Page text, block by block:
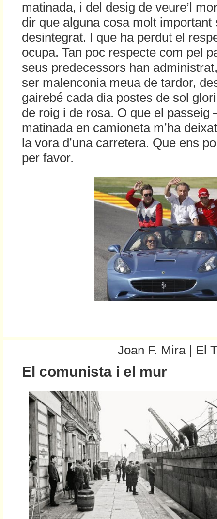
matinada, i del desig de veure’l
dir que alguna cosa molt important
desintegrat. I que ha perdut el
ocupa. Tan poc respecte com pel
seus predecessors han
ser malenconia meua de tardor,
gairebé cada dia postes de sol
de roig i de rosa. O que el passeig
matinada en camioneta m’ha
la vora d’una carretera. Que ens
per favor.
Joan F. Mira | El
El comunista i el mur